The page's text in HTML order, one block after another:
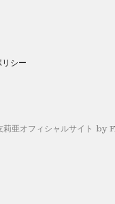
シー
亜オフィシャルサイト by